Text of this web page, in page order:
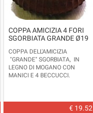
COPPA AMICIZIA 4 FORI
SGORBIATA GRANDE Ø19
COPPA DELL'AMICIZIA
"GRANDE" SGORBIATA, IN
LEGNO DI MOGANO CON
MANICI E 4 BECCUCCI.
€ 19.52